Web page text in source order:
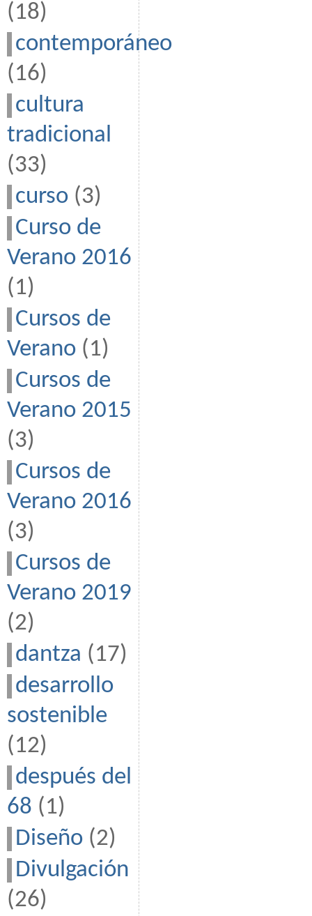
(18)
contemporáneo
(16)
cultura
tradicional
(33)
curso (3)
Curso de
Verano 2016
(1)
Cursos de
Verano (1)
Cursos de
Verano 2015
(3)
Cursos de
Verano 2016
(3)
Cursos de
Verano 2019
(2)
dantza (17)
desarrollo
sostenible
(12)
después del
68 (1)
Diseño (2)
Divulgación
(26)